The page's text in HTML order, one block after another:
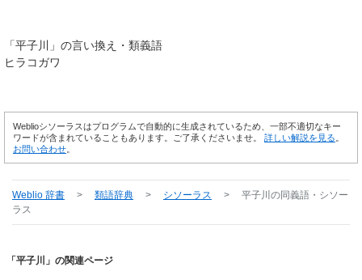
「平子川
」の言い換え・類義語
ヒラコガワ
Weblioシソーラスはプログラムで自動的に生成されているため、一部不適切なキー
ワードが含まれていることもあります。ご了承くださいませ。 詳しい解説を見る
お問い合わせ
Weblio 辞書 > 類語辞典 > シソーラス > 平子川 の同義語・シソー
ラス
「平子川」の関連ページ